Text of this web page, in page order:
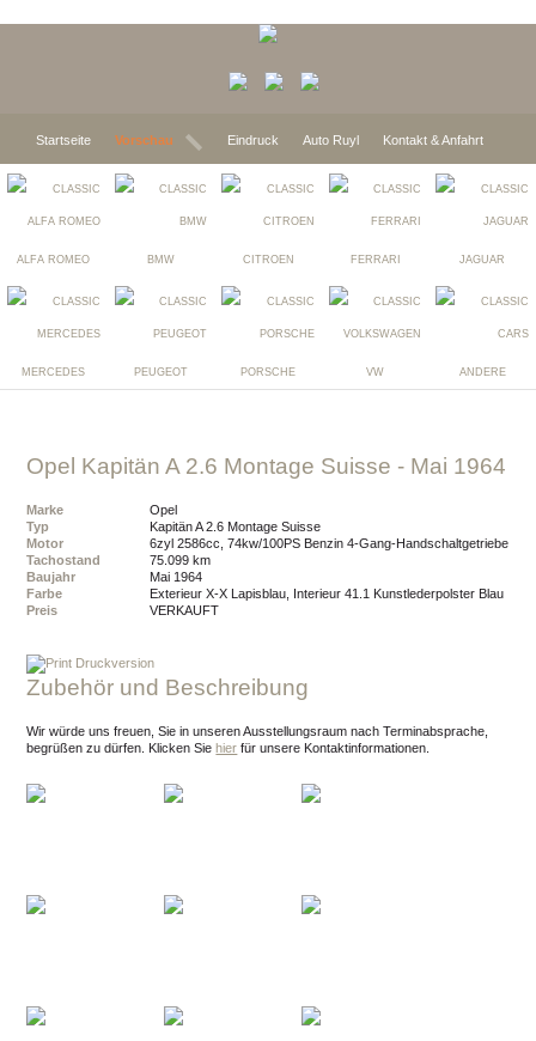
Startseite Vorschau Eindruck Auto Ruyl Kontakt & Anfahrt
ALFA ROMEO BMW CITROEN FERRARI JAGUAR
MERCEDES PEUGEOT PORSCHE VW ANDERE
opel Kapitän A 2.6 Montage Suisse - Mai 1964
Marke
opel
Typ
Kapitän A 2.6 Montage Suisse
Motor
6zyl 2586cc, 74kw/100PS Benzin 4-Gang-Handschaltgetriebe
Tachostand
75.099 km
Baujahr
Mai 1964
Farbe
Exterieur X-X Lapisblau, Interieur 41.1 Kunstlederpolster Blau
Preis
VERKAUFT
Druckversion
Zubehör und Beschreibung
Wir würde uns freuen, Sie in unseren Ausstellungsraum nach Terminabsprache,
begrüßen zu dürfen.
Klicken Sie hier für unsere Kontaktinformationen.